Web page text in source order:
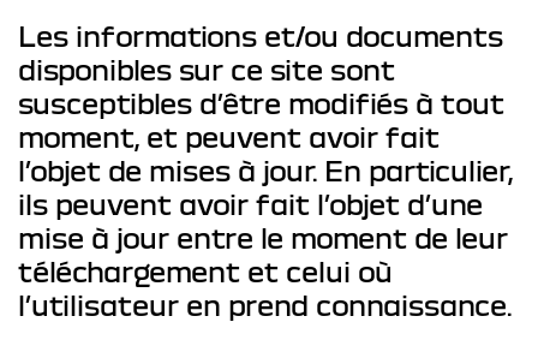
Les informations et/ou documents
disponibles sur ce site sont
susceptibles d’être modifiés à tout
moment, et peuvent avoir fait
l’objet de mises à jour. En particulier,
ils peuvent avoir fait l’objet d’une
mise à jour entre le moment de leur
téléchargement et celui où
l’utilisateur en prend connaissance.